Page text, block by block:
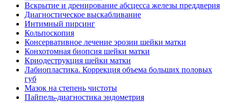
Отлично!
Давиденко О.Н. (гинеколог) очень внимательная,
приятная, располагающая, спасибо большое!
Кристина, 14.08.2020
Отлично!
Хотелось бы выразить огромную благодарность
всему коллективу «Санталь», в частности Давиденко
Ольге Николаевне, настоящий профессионал своего
Вскрытие и дренирование абсцесса железы преддверия
Диагностическое выскабливание
Интимный пирсинг
Кольпоскопия
Консервативное лечение эрозии шейки матки
Конхотомная биопсия шейки матки
Криодеструкция шейки матки
Лабиопластика. Коррекция объема больших половых
губ
Мазок на степень чистоты
Пайпель-диагностика эндометрия